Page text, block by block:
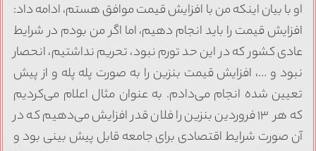
او با بیان اینکه من با افزایش قیمت موافق هستم، ادامه داد:
افزایش قیمت را باید انجام دهیم، اما اگر من بودم در شرایط
عادی کشور که در این حد تورم نبود، تحریم نداشتیم، انحصار
نبود و …، افزایش قیمت بنزین را به صورت پله پله و از پیش
تعیین شده انجام می‌دادم. به عنوان مثال اعلام می‌کردیم
که هر ۱۳ فروردین بنزین را فلان قدر افزایش می‌دهیم که در
آن صورت شرایط اقتصادی برای جامعه قابل پیش بینی بود و